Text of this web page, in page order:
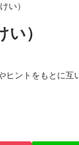
い）
）
ントをもとに互